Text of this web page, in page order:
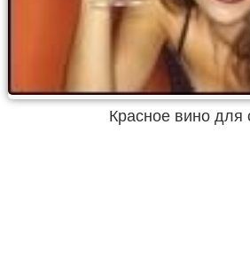
Красное вино для